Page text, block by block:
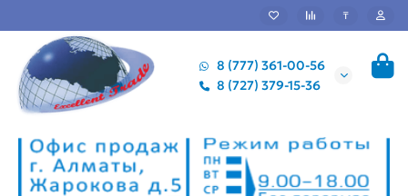
₸
8 (777) 361-00-56
8 (727) 379-15-36